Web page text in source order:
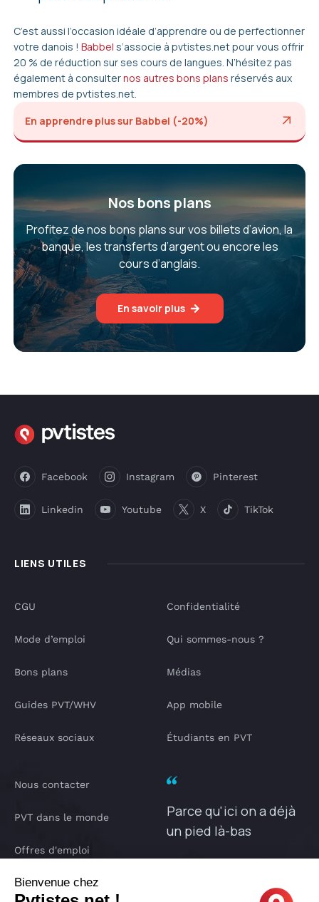
C’est aussi l’occasion idéale d’apprendre ou de perfectionner
votre danois ! Babbel s’associe à pvtistes.net pour vous offrir
20 % de réduction sur ses cours de langues. N’hésitez pas
également à consulternos autres bons plans réservés aux
membres de pvtistes.net.
En apprendre plus sur Babbel (-20%)
Nos bons plans
Profitez de nos bons plans sur vos billets d’avion, la
banque, les transferts d’argent ou encore les
cours d’anglais.
En savoir plus
Facebook Instagram Pinterest
Linkedin Youtube X TikTok
LIENS UTILES
CGU
Mode d’emploi
Bons plans
Guides PVT/WHV
Réseaux sociaux
Confidentialité
Qui sommes-nous ?
Médias
App mobile
Étudiants en PVT
Nous contacter
PVT dans le monde
Offres d'emploi
Notre Podcast
Parce qu'ici on a déjà
un pied là-bas
PVTISTES.NET
Bienvenue chez